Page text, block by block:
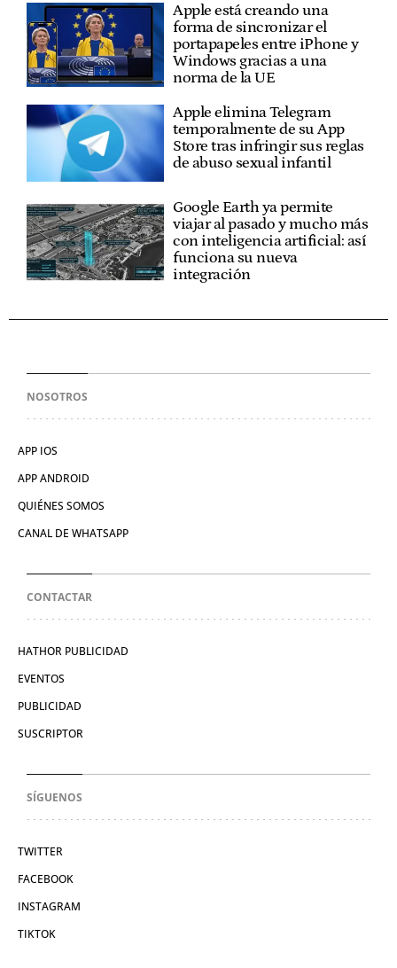
Apple está creando una
forma de sincronizar el
portapapeles entre iPhone y
Windows gracias a una
norma de la UE
Apple elimina Telegram
temporalmente de su App
Store tras infringir sus reglas
de abuso sexual infantil
Google Earth ya permite
viajar al pasado y mucho más
con inteligencia artificial: así
funciona su nueva
integración
NOSOTROS
APP IOS
APP ANDROID
QUIÉNES SOMOS
CANAL DE WHATSAPP
CONTACTAR
HATHOR PUBLICIDAD
EVENTOS
PUBLICIDAD
SUSCRIPTOR
SÍGUENOS
TWITTER
FACEBOOK
INSTAGRAM
TIKTOK